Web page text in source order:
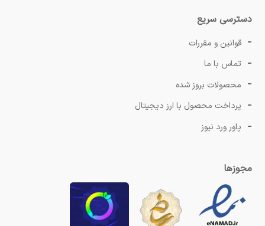
دسترسی سریع
قوانین و مقررات
تماس با ما
محصولات بروز شده
پرداخت محصول با ارز دیجیتال
پاور ورد نیوز
مجوزها